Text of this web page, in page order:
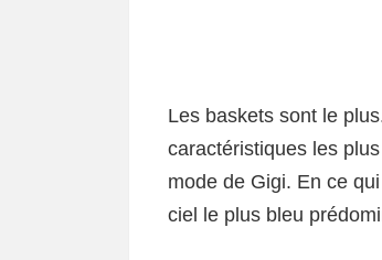
Les baskets sont le
caractéristiques les
mode de Gigi. En ce
ciel le plus bleu